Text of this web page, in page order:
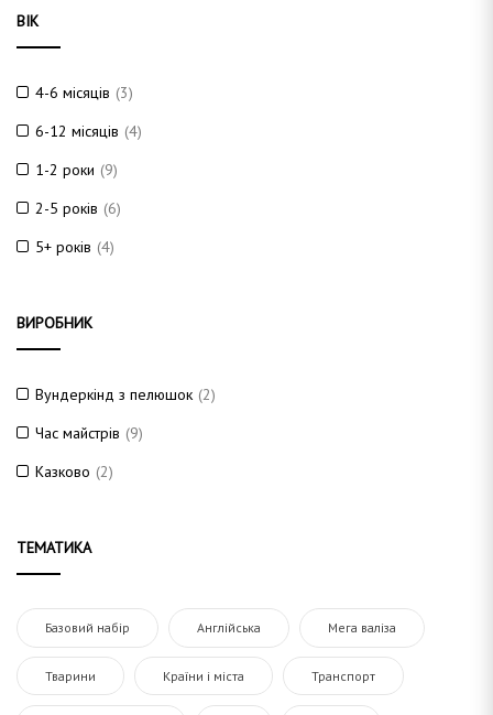
ВІК
4-6 місяців (3)
6-12 місяців (4)
1-2 роки (9)
2-5 років (6)
5+ років (4)
ВИРОБНИК
Вундеркінд з пелюшок (2)
Час майстрів (9)
Казково (2)
ТЕМАТИКА
Базовий набір Англійська Мега валіза
Тварини Країни і міста Транспорт